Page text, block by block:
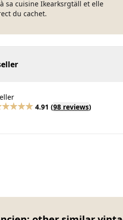
sa cuisine Ikearksrgtäll et elle
du cachet.
4.91 (98 reviews)